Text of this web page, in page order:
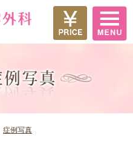
症例写真